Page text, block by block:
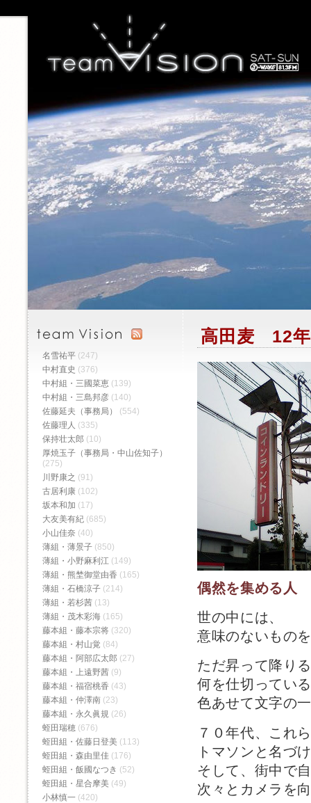
高田麦 12年
偶然を集める人
世の中には、
意味のないもの
ただ昇って降り
何を仕切ってい
色あせて文字の
７０年代、これ
トマソンと名づ
そして、街中で
次々とカメラを
名雪祐平 (247)
中村直史 (376)
中村組・三國菜恵 (139)
中村組・三島邦彦 (140)
佐藤延夫（事務局）
(554)
佐藤理人 (335)
保持壮太郎 (10)
厚焼玉子（事務局・中山佐知子）
(275)
川野康之 (91)
古居利康 (102)
坂本和加 (17)
大友美有紀 (685)
小山佳奈 (40)
薄組・薄景子 (850)
薄組・小野麻利江 (149)
薄組・熊埜御堂由香 (165)
薄組・石橋涼子 (214)
薄組・若杉茜 (13)
薄組・茂木彩海 (165)
藤本組・藤本宗将 (320)
藤本組・村山覚 (84)
藤本組・阿部広太郎 (27)
藤本組・上遠野茜 (9)
藤本組・福宿桃香‬ (43)
藤本組・仲澤南 (23)
藤本組・永久眞規 (26)
蛭田瑞穂 (676)
蛭田組・佐藤日登美 (113)
蛭田組・森由里佳 (176)
蛭田組・飯國なつき (52)
蛭田組・星合摩美 (49)
小林慎一 (420)